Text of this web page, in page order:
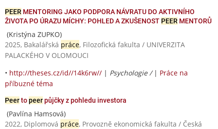
PEER MENTORING JAKO PODPORA NÁVRATU DO AKTIVNÍHO
ŽIVOTA PO ÚRAZU MÍCHY: POHLED A ZKUŠENOST PEER MENTORŮ
(Kristýna ZUPKO)
2025, Bakalářská práce, Filozofická fakulta / UNIVERZITA
PALACKÉHO V OLOMOUCI
• http://theses.cz/id//14k6rw// | Psychologie / | Práce na
příbuzné téma
Peertopeerpůjčky z pohledu investora
(Pavlína Hamsová)
2022, Diplomová práce, Provozně ekonomická fakulta / Česká